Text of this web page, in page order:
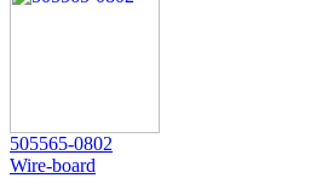
505565-0802
Wire-board